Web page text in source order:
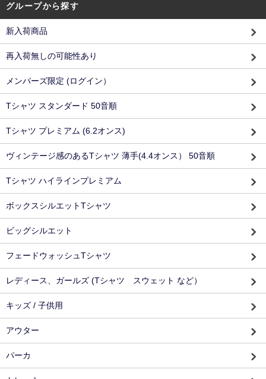
グループから探す
新入荷商品
再入荷無しの可能性あり
メンバーズ限定 (ログイン）
Tシャツ スタンダード 50音順
Tシャツ プレミアム (6.2オンス)
ヴィンテージ感のあるTシャツ 薄手(4.4オンス） 50音順
Tシャツ ハイラインプレミアム
ボックスシルエットTシャツ
ビッグシルエット
フェードウォッシュTシャツ
レディース、ガールズ (Tシャツ スウェット など）
キッズ / 子供用
アウター
パーカ